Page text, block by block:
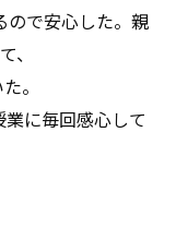
で安心した。親
、
。
に毎回感心して